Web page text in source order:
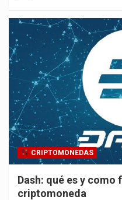
CRIPTOMONEDAS
Dash: qué es y como
criptomoneda